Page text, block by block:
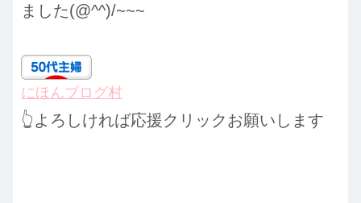
ました(@^^)/~~~
にほんブログ村
👆よろしければ応援クリックお願いします